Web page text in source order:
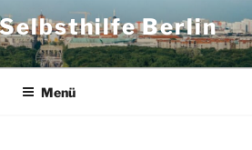
Berlin
Menü